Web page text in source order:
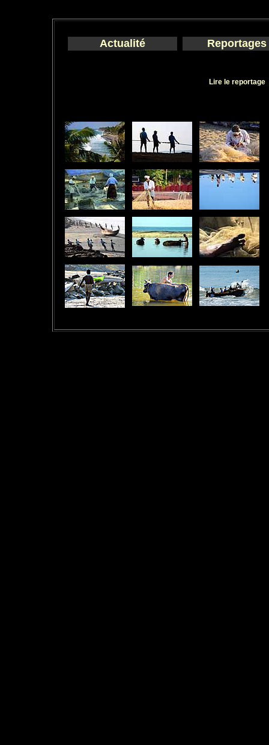
Actualité Reportages
Lire le reportage